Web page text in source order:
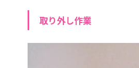
取り外し作業